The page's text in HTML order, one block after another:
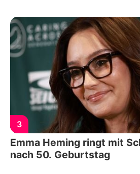
3
Emma Heming ringt mit
nach 50. Geburtstag